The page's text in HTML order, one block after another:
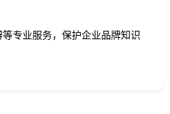
专业服务，保护企业品牌知识